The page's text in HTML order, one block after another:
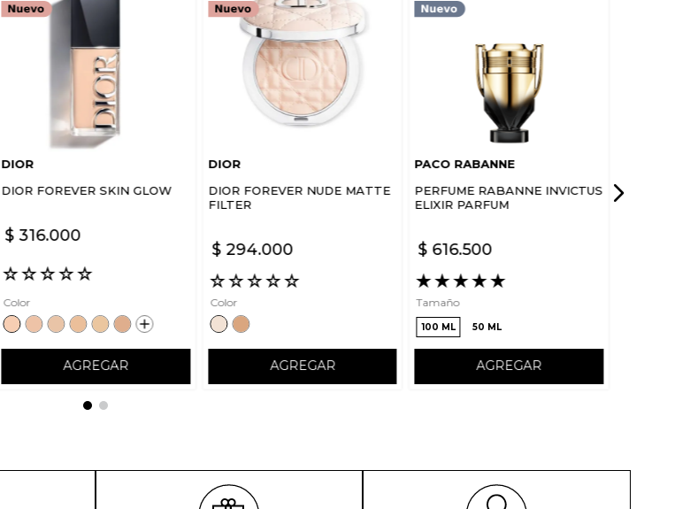
DIOR
DIOR FOREVER SKIN GLOW
$ 316.000
☆☆☆☆☆
Color
AGREGAR
DIOR
DIOR FOREVER NUDE MATTE
FILTER
$ 294.000
☆☆☆☆☆
Color
AGREGAR
PACO RABANNE
PERFUME RABANNE INVICTUS
ELIXIR PARFUM
$ 616.500
★★★★★
Tamaño
100 ML 50 ML
AGREGAR